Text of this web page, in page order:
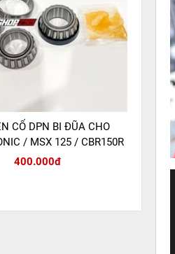
CỔ DPN BI ĐŨA CHO
/ MSX 125 / CBR150R
400.000đ